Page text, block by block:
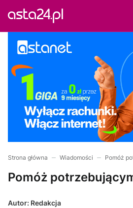
Strona główna Wiadomości Pomóż
Pomóż
Autor: Redakcja